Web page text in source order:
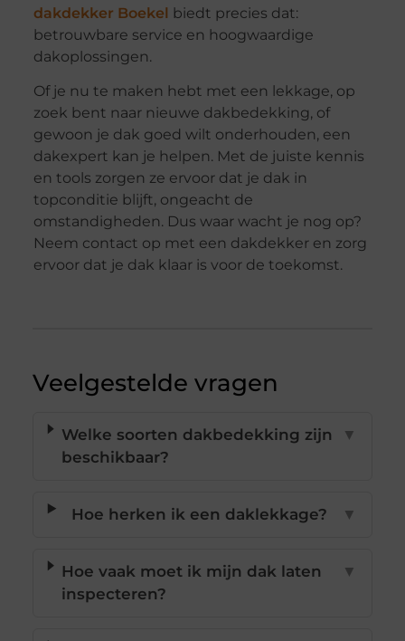
dakdekker Boekel biedt precies dat:
betrouwbare service en hoogwaardige
dakoplossingen.
Of je nu te maken hebt met een lekkage, op
zoek bent naar nieuwe dakbedekking, of
gewoon je dak goed wilt onderhouden, een
dakexpert kan je helpen. Met de juiste kennis
en tools zorgen ze ervoor dat je dak in
topconditie blijft, ongeacht de
omstandigheden. Dus waar wacht je nog op?
Neem contact op met een dakdekker en zorg
ervoor dat je dak klaar is voor de toekomst.
Veelgestelde vragen
Welke soorten dakbedekking zijn
beschikbaar?
▼
Hoe herken ik een daklekkage? ▼
Hoe vaak moet ik mijn dak laten
inspecteren?
▼